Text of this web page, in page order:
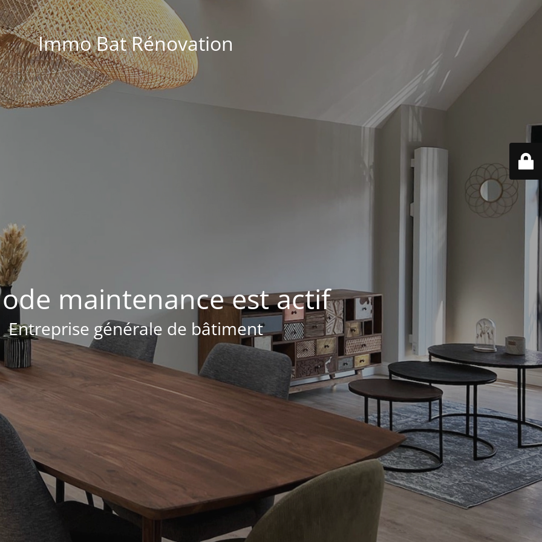
Immo Bat Rénovation
maintenance est actif
Entreprise générale de bâtiment